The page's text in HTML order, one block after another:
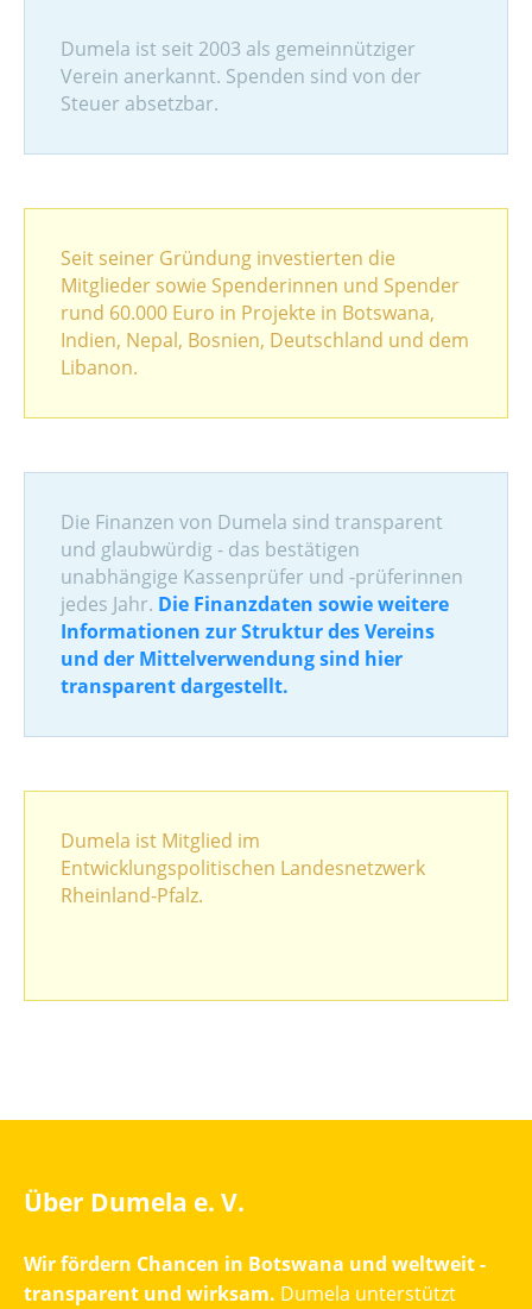
Dumela ist seit 2003 als gemeinnütziger
Verein anerkannt. Spenden sind von der
Steuer absetzbar.
Seit seiner Gründung investierten die
Mitglieder sowie Spenderinnen und Spender
rund 60.000 Euro in Projekte in Botswana,
Indien, Nepal, Bosnien, Deutschland und dem
Libanon.
Die Finanzen von Dumela sind transparent
und glaubwürdig - das bestätigen
unabhängige Kassenprüfer und -prüferinnen
jedes Jahr. Die Finanzdaten sowie weitere
Informationen zur Struktur des Vereins
und der Mittelverwendung sind hier
transparent dargestellt.
Dumela ist Mitglied im
Entwicklungspolitischen Landesnetzwerk
Rheinland-Pfalz.
Über Dumela e. V.
Wir fördern Chancen in Botswana und weltweit -
transparent und wirksam. Dumela unterstützt